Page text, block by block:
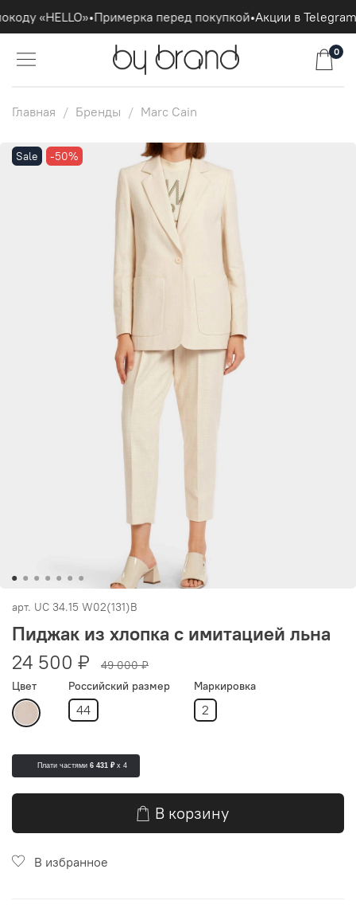
«HELLO»•Примерка перед покупкой•Акции в
0
Главная Бренды Marc Cain
Sale -50%
арт. UC 34.15 W02(131)B
Пиджак из хлопка с имитацией льна
24 500 ₽
49 000 ₽
Цвет
Российский размер
44
Маркировка
2
Плати частями 6 431 ₽ x 4
В корзину
В избранное